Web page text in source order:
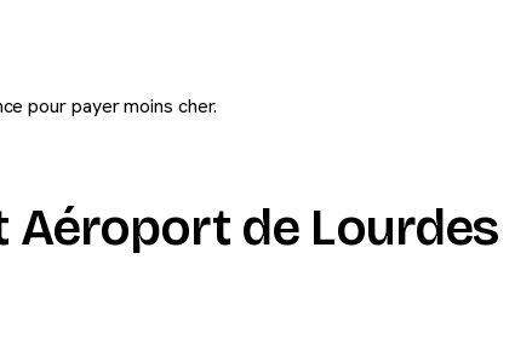
pour payer moins cher.
Aéroport de Lourdes